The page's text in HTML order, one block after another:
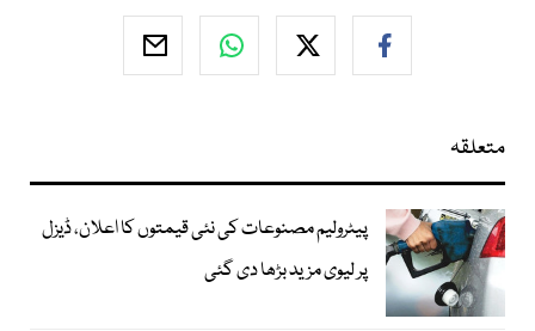
متعلقہ
پیٹرولیم مصنوعات کی نئی قیمتوں کا اعلان، ڈیزل
پر لیوی مزید بڑھا دی گئی